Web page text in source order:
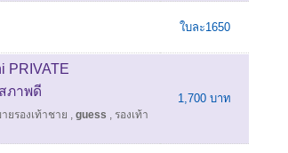
ใบละ1650
PRIVATE
ภาพดี
ยรองเท้าชาย , guess , รองเท้า
1,700 บาท